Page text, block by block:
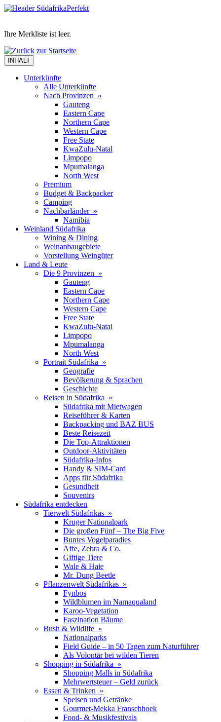
Ihre Merkliste ist leer.
INHALT
Unterkünfte
Alle Unterkünfte
Nach Provinzen »
Gauteng
Eastern Cape
Northern Cape
Western Cape
Free State
KwaZulu-Natal
Limpopo
Mpumalanga
North West
Premium
Budget & Backpacker
Camping
Nachbarländer »
Namibia
Weinland Südafrika
Wining & Dining
Weinanbaugebiete
Vorstellung Weingüter
Land & Leute
Die 9 Provinzen »
Gauteng
Eastern Cape
Northern Cape
Western Cape
Free State
KwaZulu-Natal
Limpopo
Mpumalanga
North West
Portrait Südafrika »
Geografie
Bevölkerung & Sprachen
Geschichte
Reisen in Südafrika »
Südafrika mit Mietwagen
Reiseführer & Karten
Backpacking und BAZ BUS
Beste Reisezeit
Die Top-Attraktionen
Outdoor-Aktivitäten
Südafrika-Infos
Handy & SIM-Card
Apps für Südafrika
Gesundheit
Souvenirs
Südafrika entdecken
Tierwelt Südafrikas »
Kruger Nationalpark
Die großen Fünf – The Big Five
Buntes Vogelparadies
Affe, Zebra & Co.
Giftige Tiere
Wale & Haie
Mr. Dung Beetle
Pflanzenwelt Südafrikas »
Fynbos
Wildblumen im Namaqualand
Karoo-Vegetation
Faszination Bäume
Bush & Wildlife »
Nationalparks
Field Guide – in 50 Tagen zum Naturführer
Als Volontär bei wilden Tieren
Shopping in Südafrika »
Shopping Malls in Südafrika
Mehrwertsteuer – Geld zurück
Essen & Trinken »
Speisen und Getränke
Gourmet-Mekka Franschhoek
Food- & Musikfestivals